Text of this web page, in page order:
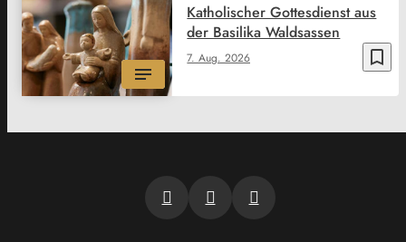
bookmark_border
7. Aug. 2026
Katholischer Gottesdienst aus
der Basilika Waldsassen